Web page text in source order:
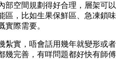
部空間規劃得好合理，層架可以
區，比如生果保鮮區、急凍鎖味
實際需要。
紮實，唔會話用幾年就變形或者
幾完善，有咩問題都好快有師傅